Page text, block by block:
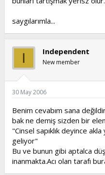
saygılarımla...
I Independent
New member
30 May 2006
Benim cevabım sana
bak ne demiş sizden bir
"Cinsel sapıklık deyince
geliyor"
Bu ve bunun gibi aptalca
inanmakta.Acı olan tarafı